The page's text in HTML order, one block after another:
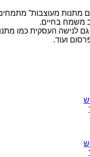
מתנות מעוצבות”
משמח בחיים.
גם לנישה העסקית כמו
ועוד.